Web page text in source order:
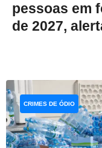
pessoas em
de 2027,
CRIMES DE ÓDIO